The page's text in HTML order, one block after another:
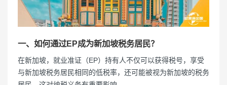
一、如何通过EP成为新加坡税务居民？
在新加坡，就业准证（EP）持有人不仅可以获得税号，享受
与新加坡税务居民相同的低税率，还可能被视为新加坡的税务